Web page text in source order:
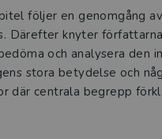
följer en genomgång
Därefter knyter
och analysera den
stora betydelse och
där centrala begrepp